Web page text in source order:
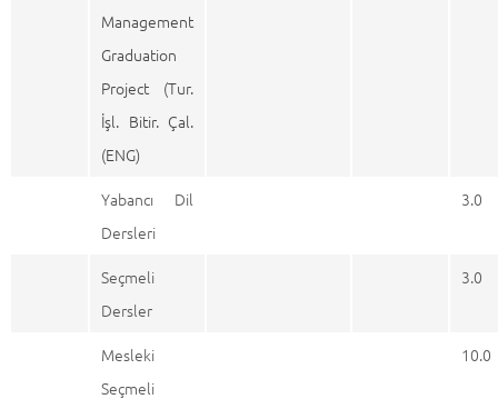
Management
Graduation
Project (Tur.
İşl. Bitir. Çal.
(ENG)
Yabancı Dil
Dersleri
3.0
Seçmeli
Dersler
3.0
Mesleki
Seçmeli
10.0